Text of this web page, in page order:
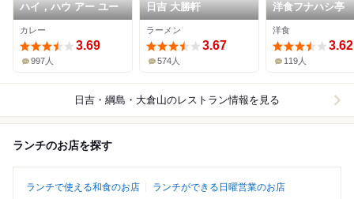
ハイ，ハウ アー ユー
カレー
3.69
997人
日吉 大勝軒
ラーメン
3.67
574人
洋食フナハシ亭
洋食
3.62
119人
日吉・綱島・大倉山のレストラン情報を見る
ランチのお店を探す
ランチで使える和食のお店 ランチができる日曜営業のお店